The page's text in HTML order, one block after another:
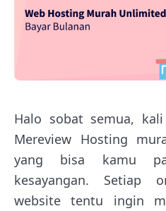
Halo sobat semua,
Mereview Hosting
yang bisa kamu
kesayangan. Setiap
website tentu ingin